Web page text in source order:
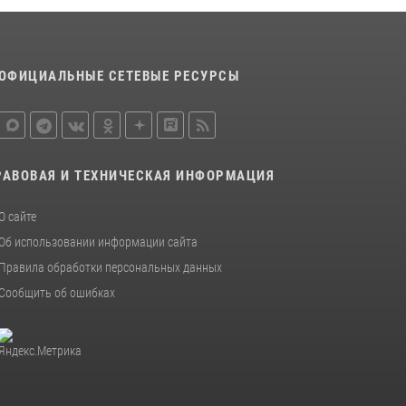
отработали навыки пилотирования БПЛА в
сдачи оружия в Омской области
10 июля 2026, 06:04
СЕТЕВЫЕ РЕСУРСЫ
И ТЕХНИЧЕСКАЯ ИНФОРМАЦИЯ
О сайте
Об использовании информации сайта
Правила обработки персональных данных
Сообщить об ошибках